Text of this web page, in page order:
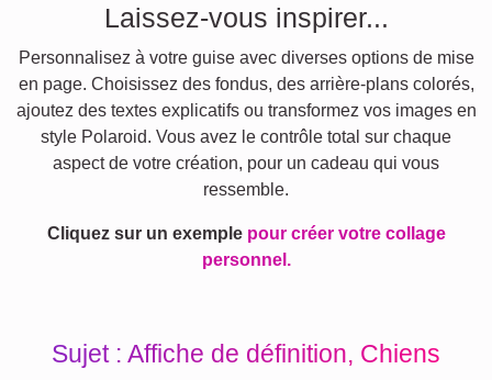
Laissez-vous inspirer...
Personnalisez à votre guise avec diverses options de mise
en page. Choisissez des fondus, des arrière-plans colorés,
ajoutez des textes explicatifs ou transformez vos images en
style Polaroid. Vous avez le contrôle total sur chaque
aspect de votre création, pour un cadeau qui vous
ressemble.
Cliquez sur un exemple pour créer votre collage
personnel.
Sujet : Affiche de définition, Chiens